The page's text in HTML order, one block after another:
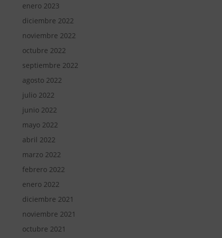
enero 2023
diciembre 2022
noviembre 2022
octubre 2022
septiembre 2022
agosto 2022
julio 2022
junio 2022
mayo 2022
abril 2022
marzo 2022
febrero 2022
enero 2022
diciembre 2021
noviembre 2021
octubre 2021